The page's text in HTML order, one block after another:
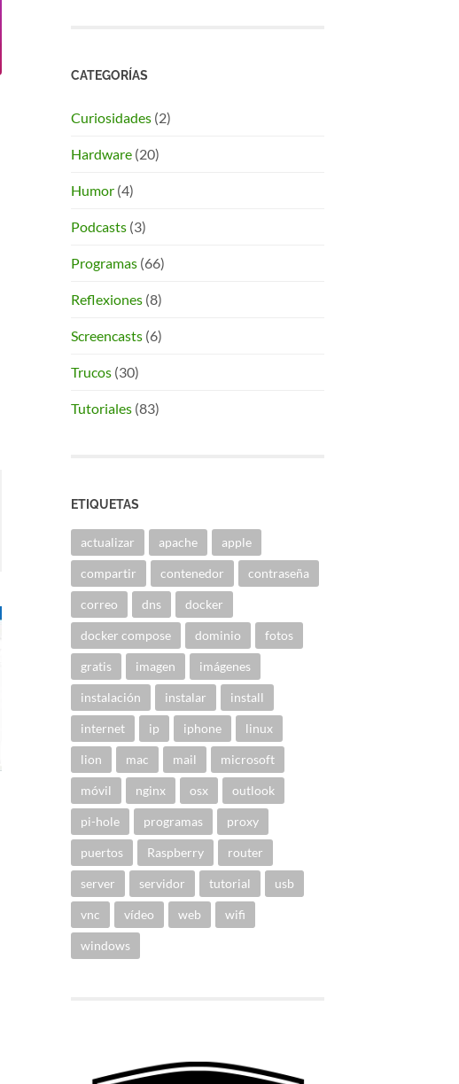
CATEGORÍAS
Curiosidades (2)
Hardware (20)
Humor (4)
Podcasts (3)
Programas (66)
Reflexiones (8)
Screencasts (6)
Trucos (30)
Tutoriales (83)
ETIQUETAS
actualizar apache apple
compartir contenedor contraseña
correo dns docker
docker compose dominio fotos
gratis imagen imágenes
instalación instalar install
internet ip iphone linux
lion mac mail microsoft
móvil nginx osx outlook
pi-hole programas proxy
puertos Raspberry router
server servidor tutorial usb
vnc vídeo web wifi
windows